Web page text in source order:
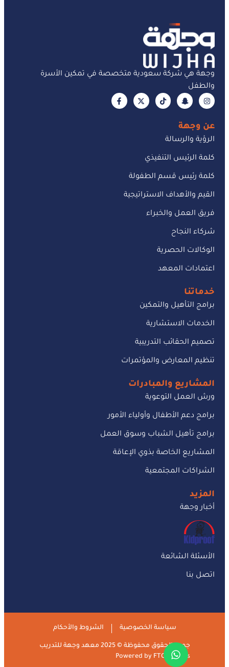
وجهة هي شركة سعودية متخصصة في تمكين الأسرة
والطفل
عن وجهة
الرؤية والرسالة
كلمة الرئيس التنفيذي
كلمة رئيس قسم الطفولة
القيم والأهداف الاستراتيجية
فريق العمل والخبراء
شركاء النجاح
الوكالات الحصرية
اعتمادات المعهد
خدماتنا
برامج التأهيل والتمكين
الخدمات الاستشارية
تصميم الحقائب التدريبية
تنظيم المعارض والمؤتمرات
المشاريع والمبادرات
ورش العمل التوعوية
برامج دعم الأطفال وأولياء الأمور
برامج تأهيل الشباب وسوق العمل
المشاريع الخاصة بذوي الإعاقة
الشراكات المجتمعية
المزيد
أخبار وجهة
الأسئلة الشائعة
اتصل بنا
جميع الحقوق محفوظة © 2025 معهد وجهة للتدريب
Powered by FTO Experts
سياسة الخصوصية الشروط والأحكام